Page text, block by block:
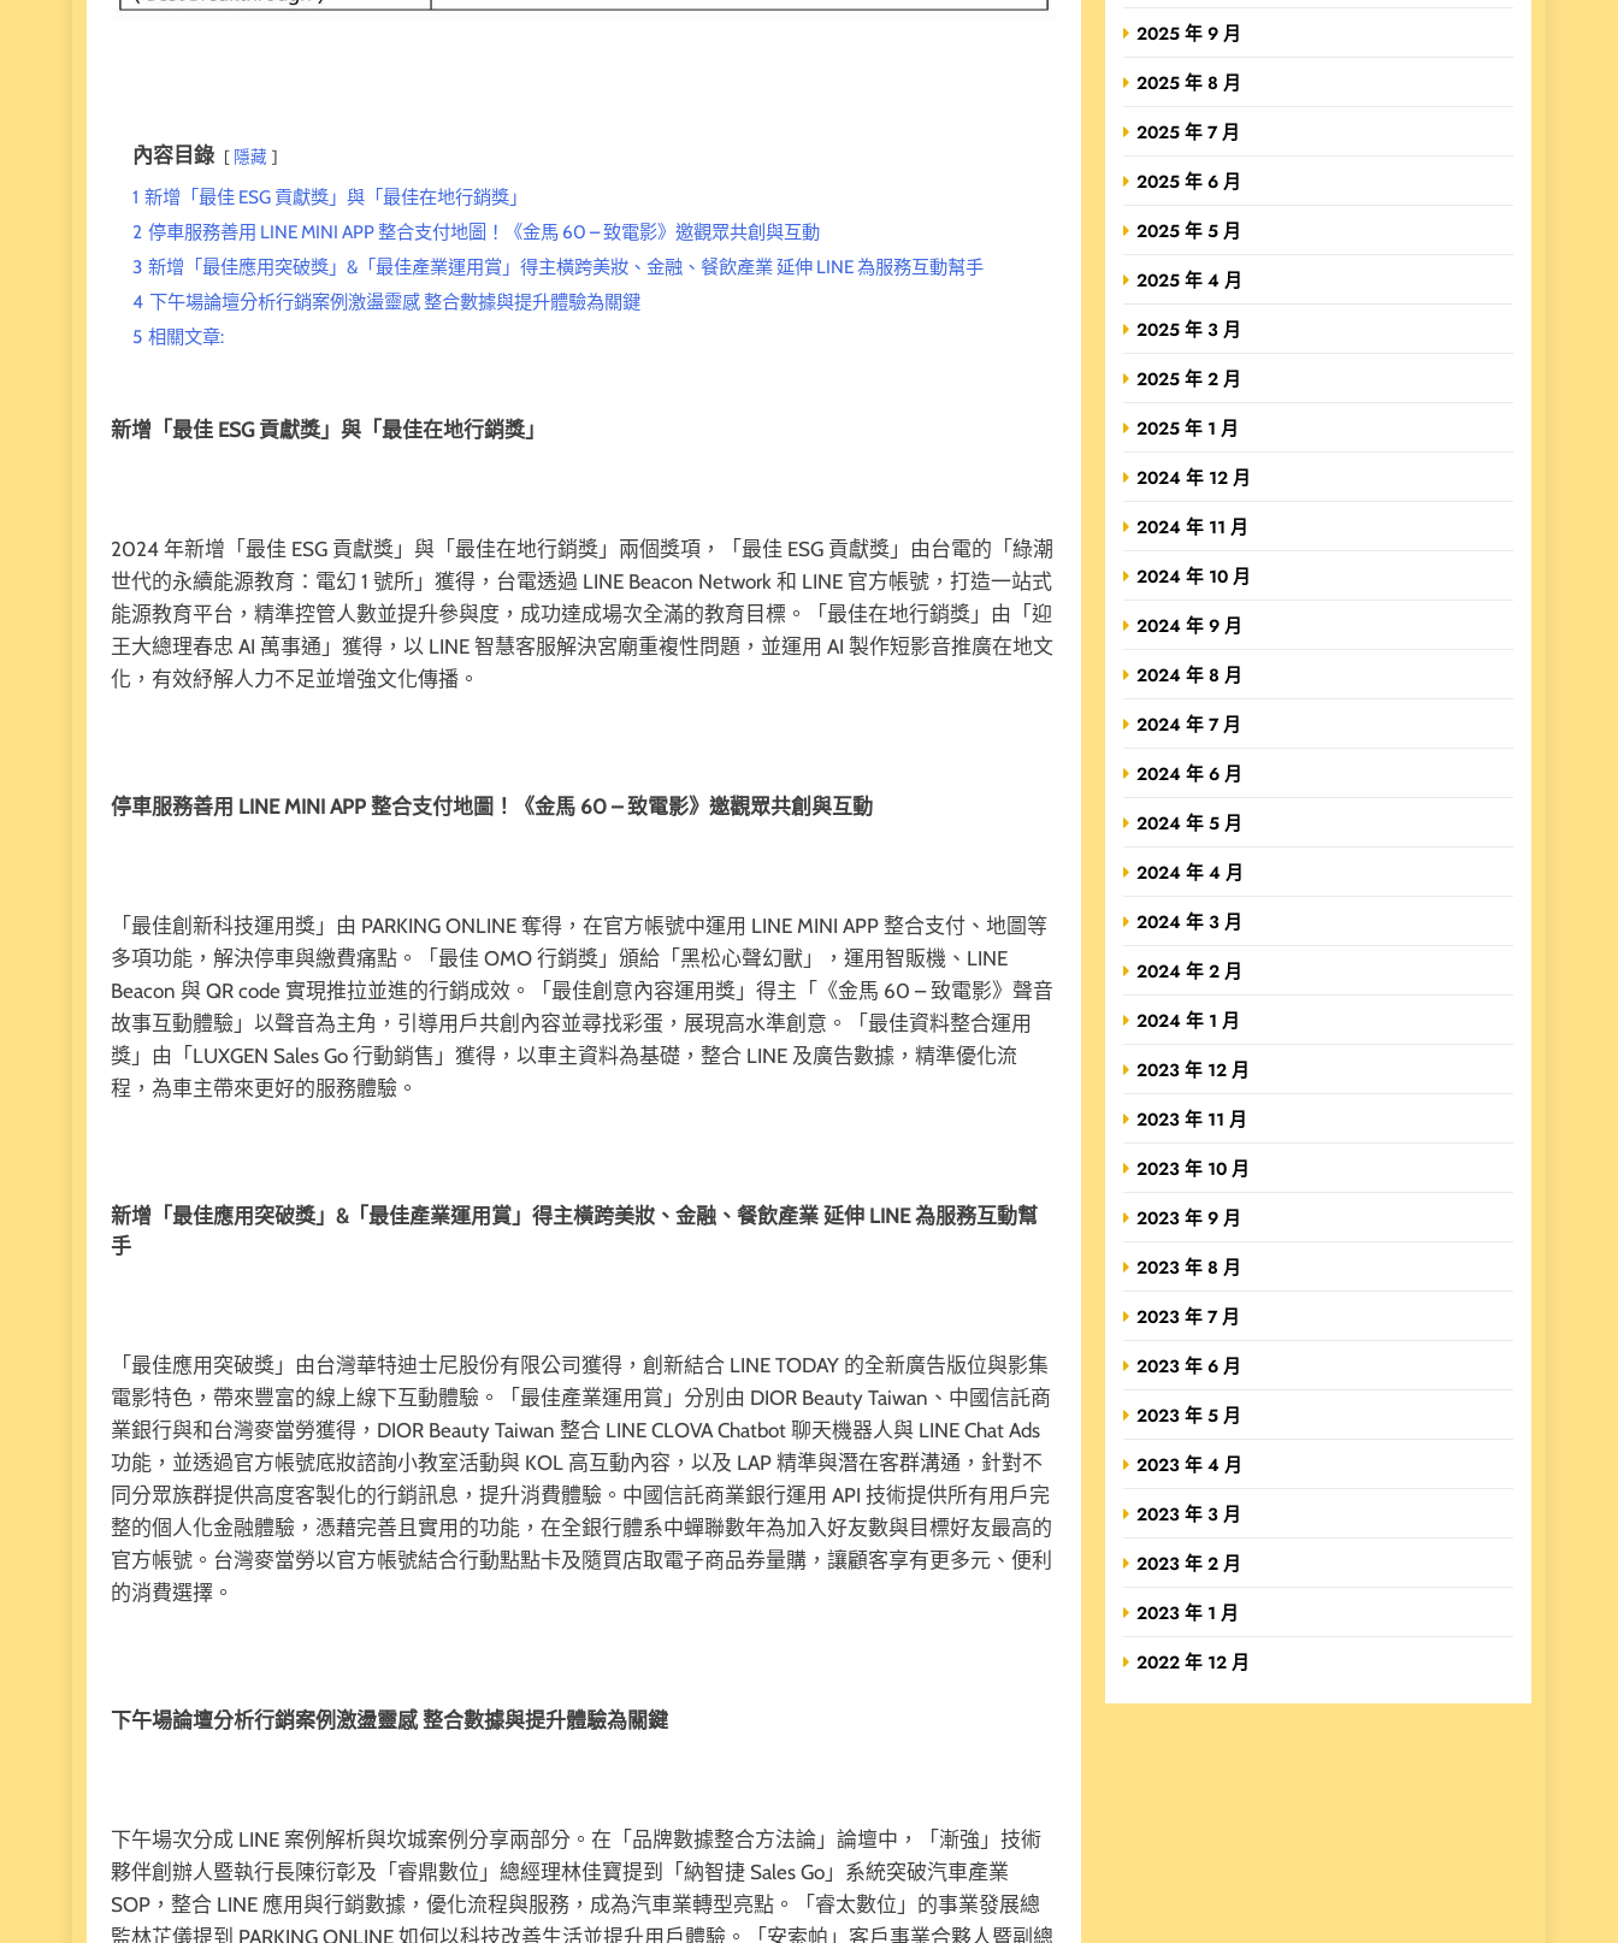
內容目錄 隱藏
1 新增「最佳 ESG 貢獻獎」與「最佳在地行銷獎」
2 停車服務善用 LINE MINI APP 整合支付地圖！《金馬 60 – 致電影》邀觀眾共創與互動
3 新增「最佳應用突破獎」&「最佳產業運用賞」得主橫跨美妝、金融、餐飲產業 延伸 LINE 為服務互動幫手
4 下午場論壇分析行銷案例激盪靈感 整合數據與提升體驗為關鍵
5 相關文章:
新增「最佳 ESG 貢獻獎」與「最佳在地行銷獎」
2024 年新增「最佳 ESG 貢獻獎」與「最佳在地行銷獎」兩個獎項，「最佳 ESG 貢獻獎」由台電的「綠潮
世代的永續能源教育：電幻 1 號所」獲得，台電透過 LINE Beacon Network 和 LINE 官方帳號，打造一站式
能源教育平台，精準控管人數並提升參與度，成功達成場次全滿的教育目標。「最佳在地行銷獎」由「迎
王大總理春忠 AI 萬事通」獲得，以 LINE 智慧客服解決宮廟重複性問題，並運用 AI 製作短影音推廣在地文
化，有效紓解人力不足並增強文化傳播。
停車服務善用 LINE MINI APP 整合支付地圖！《金馬 60 – 致電影》邀觀眾共創與互動
「最佳創新科技運用獎」由 PARKING ONLINE 奪得，在官方帳號中運用 LINE MINI APP 整合支付、地圖等
多項功能，解決停車與繳費痛點。「最佳 OMO 行銷獎」頒給「黑松心聲幻獸」，運用智販機、LINE
Beacon 與 QR code 實現推拉並進的行銷成效。「最佳創意內容運用獎」得主「《金馬 60 – 致電影》聲音
故事互動體驗」以聲音為主角，引導用戶共創內容並尋找彩蛋，展現高水準創意。「最佳資料整合運用
獎」由「LUXGEN Sales Go 行動銷售」獲得，以車主資料為基礎，整合 LINE 及廣告數據，精準優化流
程，為車主帶來更好的服務體驗。
新增「最佳應用突破獎」&「最佳產業運用賞」得主橫跨美妝、金融、餐飲產業 延伸 LINE 為服務互動幫
手
「最佳應用突破獎」由台灣華特迪士尼股份有限公司獲得，創新結合 LINE TODAY 的全新廣告版位與影集
電影特色，帶來豐富的線上線下互動體驗。「最佳產業運用賞」分別由 DIOR Beauty Taiwan、中國信託商
業銀行與和台灣麥當勞獲得，DIOR Beauty Taiwan 整合 LINE CLOVA Chatbot 聊天機器人與 LINE Chat Ads
功能，並透過官方帳號底妝諮詢小教室活動與 KOL 高互動內容，以及 LAP 精準與潛在客群溝通，針對不
同分眾族群提供高度客製化的行銷訊息，提升消費體驗。中國信託商業銀行運用 API 技術提供所有用戶完
整的個人化金融體驗，憑藉完善且實用的功能，在全銀行體系中蟬聯數年為加入好友數與目標好友最高的
官方帳號。台灣麥當勞以官方帳號結合行動點點卡及隨買店取電子商品券量購，讓顧客享有更多元、便利
的消費選擇。
下午場論壇分析行銷案例激盪靈感 整合數據與提升體驗為關鍵
下午場次分成 LINE 案例解析與坎城案例分享兩部分。在「品牌數據整合方法論」論壇中，「漸強」技術
夥伴創辦人暨執行長陳衍彰及「睿鼎數位」總經理林佳寶提到「納智捷 Sales Go」系統突破汽車產業
SOP，整合 LINE 應用與行銷數據，優化流程與服務，成為汽車業轉型亮點。「睿太數位」的事業發展總
監林芷儀提到 PARKING ONLINE 如何以科技改善生活並提升用戶體驗。「安索帕」客戶事業合夥人暨副總
2025 年 9 月
2025 年 8 月
2025 年 7 月
2025 年 6 月
2025 年 5 月
2025 年 4 月
2025 年 3 月
2025 年 2 月
2025 年 1 月
2024 年 12 月
2024 年 11 月
2024 年 10 月
2024 年 9 月
2024 年 8 月
2024 年 7 月
2024 年 6 月
2024 年 5 月
2024 年 4 月
2024 年 3 月
2024 年 2 月
2024 年 1 月
2023 年 12 月
2023 年 11 月
2023 年 10 月
2023 年 9 月
2023 年 8 月
2023 年 7 月
2023 年 6 月
2023 年 5 月
2023 年 4 月
2023 年 3 月
2023 年 2 月
2023 年 1 月
2022 年 12 月